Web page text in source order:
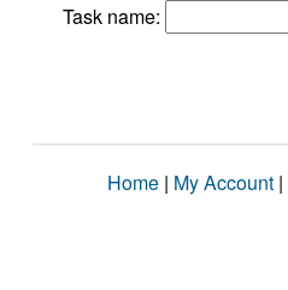
Task name:
Home | My Account |